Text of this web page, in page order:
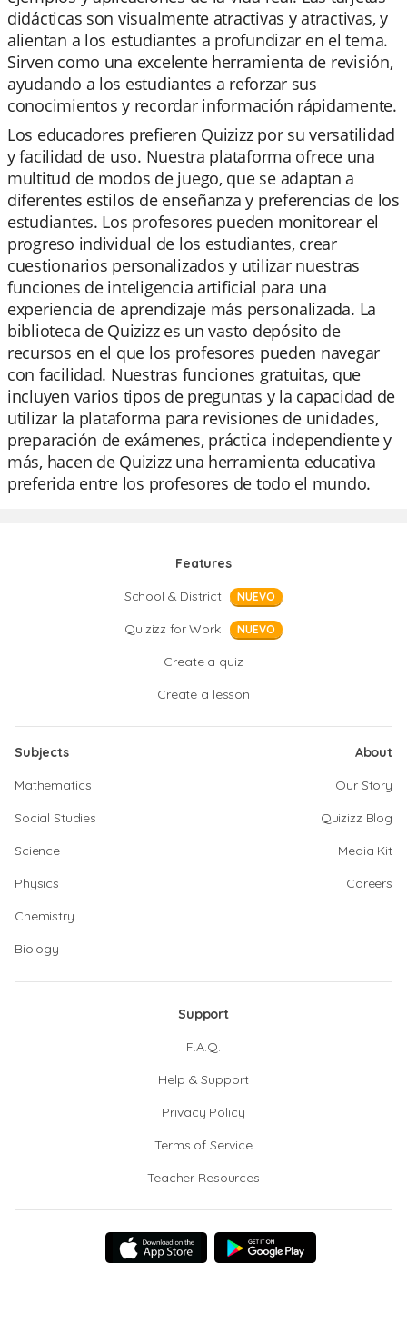
didácticas son visualmente atractivas y atractivas, y
alientan a los estudiantes a profundizar en el tema.
Sirven como una excelente herramienta de revisión,
ayudando a los estudiantes a reforzar sus
conocimientos y recordar información rápidamente.
Los educadores prefieren Quizizz por su versatilidad
y facilidad de uso. Nuestra plataforma ofrece una
multitud de modos de juego, que se adaptan a
diferentes estilos de enseñanza y preferencias de los
estudiantes. Los profesores pueden monitorear el
progreso individual de los estudiantes, crear
cuestionarios personalizados y utilizar nuestras
funciones de inteligencia artificial para una
experiencia de aprendizaje más personalizada. La
biblioteca de Quizizz es un vasto depósito de
recursos en el que los profesores pueden navegar
con facilidad. Nuestras funciones gratuitas, que
incluyen varios tipos de preguntas y la capacidad de
utilizar la plataforma para revisiones de unidades,
preparación de exámenes, práctica independiente y
más, hacen de Quizizz una herramienta educativa
preferida entre los profesores de todo el mundo.
Features
School & District
NUEVO
Quizizz for Work NUEVO
Create a quiz
Create a lesson
Subjects
Mathematics
Social Studies
Science
Physics
Chemistry
Biology
About
Our Story
Quizizz Blog
Media Kit
Careers
Support
F.A.Q.
Help & Support
Privacy Policy
Terms of Service
Teacher Resources